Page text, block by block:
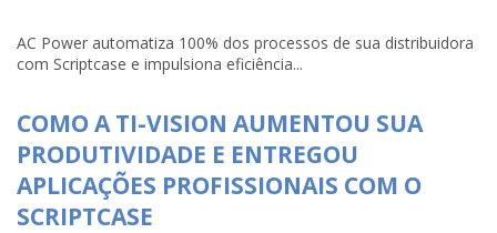
AC Power automatiza 100% dos processos de sua distribuidora
com Scriptcase e impulsiona eficiência...
COMO A TI-VISION AUMENTOU SUA
PRODUTIVIDADE E ENTREGOU
APLICAÇÕES PROFISSIONAIS COM O
SCRIPTCASE